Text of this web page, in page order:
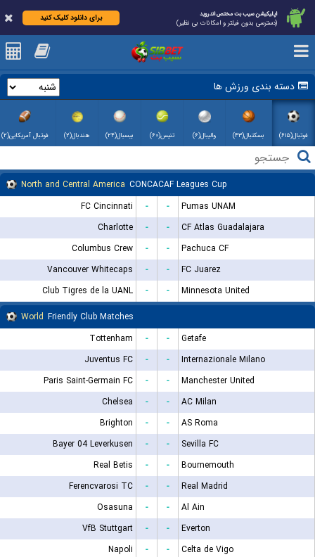
اپلیکیشن سیب بت مختص اندروید
(دسترسی بدون فیلتر و امکانات بی نظیر)
برای دانلود کلیک کنید
دسته بندی ورزش ها
فوتبال(۶۱۵) بسکتبال(۴۳) والیبال(۶) تنیس(۶۰) بیسبال(۲۴) هندبال(۲) فوتبال آمریکایی(۲)
North and Central America CONCACAF Leagues Cup
FC Cincinnati
- -
Pumas UNAM
Charlotte
- -
CF Atlas Guadalajara
Columbus Crew
- -
Pachuca CF
Vancouver Whitecaps
- -
FC Juarez
Club Tigres de la UANL
- -
Minnesota United
World Friendly Club Matches
Tottenham
- -
Getafe
Juventus FC
- -
Internazionale Milano
Paris Saint-Germain FC
- -
Manchester United
Chelsea
- -
AC Milan
Brighton
- -
AS Roma
Bayer 04 Leverkusen
- -
Sevilla FC
Real Betis
- -
Bournemouth
Ferencvarosi TC
- -
Real Madrid
Osasuna
- -
Al Ain
VfB Stuttgart
- -
Everton
Napoli
- -
Celta de Vigo